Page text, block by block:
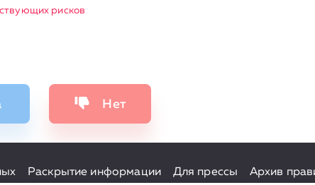
рисков
Нет
Раскрытие информации Для прессы Архив